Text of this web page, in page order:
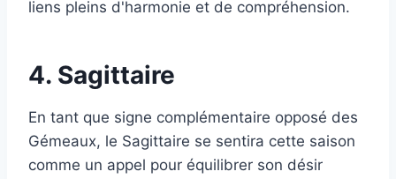
liens pleins d'harmonie et de compréhension.
4. Sagittaire
En tant que signe complémentaire opposé des
Gémeaux, le Sagittaire se sentira cette saison
comme un appel pour équilibrer son désir